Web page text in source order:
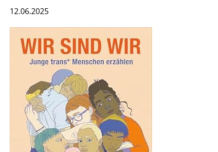
12.06.2025